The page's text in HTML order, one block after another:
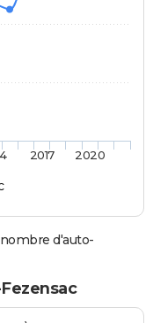
2017 2020
d'auto-